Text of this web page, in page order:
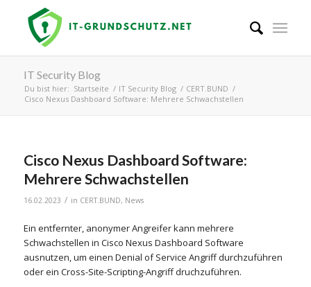
IT Security Blog
Du bist hier: Startseite / IT Security Blog / CERT.BUND /
Cisco Nexus Dashboard Software: Mehrere Schwachstellen
Cisco Nexus Dashboard Software:
Mehrere Schwachstellen
16.02.2023 / in CERT.BUND, News
Ein entfernter, anonymer Angreifer kann mehrere
Schwachstellen in Cisco Nexus Dashboard Software
ausnutzen, um einen Denial of Service Angriff durchzuführen
oder ein Cross-Site-Scripting-Angriff druchzuführen.